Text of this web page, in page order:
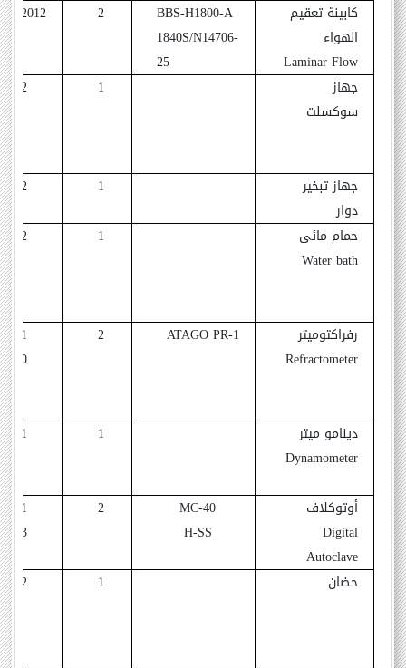
كابينة تعقيم
الهواء
Laminar Flow
BBS-H1800-A
1840S/N14706-
25
2
1991/
جهاز
سوكسلت
1
1992
جهاز تبخير
دوار
1
1992
حمام مائى
Water bath
1
1992
رفراكتوميتر
Refractometer
ATAGO PR-1
2
1991
2000
دينامو ميتر
Dynamometer
1
1991
أوتوكلاف
Digital
Autoclave
MC-40
H-SS
2
1991
2013
حضان 1
1992